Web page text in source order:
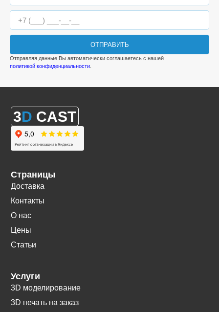
ОТПРАВИТЬ
Отправляя данные Вы автоматически соглашаетесь с нашей
политикой конфиденциальности
3D CAST
Страницы
Доставка
Контакты
О нас
Цены
Статьи
Услуги
3D моделирование
3D печать на заказ